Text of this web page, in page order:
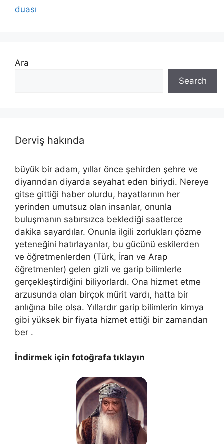
duası
Ara
Search
Derviş hakında
büyük bir adam, yıllar önce şehirden şehre ve
diyarından diyarda seyahat eden biriydi. Nereye
gitse gittiği haber olurdu, hayatlarının her
yerinden umutsuz olan insanlar, onunla
buluşmanın sabırsızca beklediği saatlerce
dakika sayardılar. Onunla ilgili zorlukları çözme
yeteneğini hatırlayanlar, bu gücünü eskilerden
ve öğretmenlerden (Türk, İran ve Arap
öğretmenler) gelen gizli ve garip bilimlerle
gerçekleştirdiğini biliyorlardı. Ona hizmet etme
arzusunda olan birçok mürit vardı, hatta bir
anlığına bile olsa. Yıllardır garip bilimlerin kimya
gibi yüksek bir fiyata hizmet ettiği bir zamandan
ber .
İndirmek için fotoğrafa tıklayın